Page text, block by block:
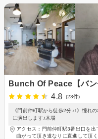
Bunch Of Peace【バン
4.8
(23件)
《門前仲町駅から徒歩2分♪♪》憧れ
に演出します♪木場
アクセス：門前仲町駅3番出口を
曲がって頂き道なりに直進して頂